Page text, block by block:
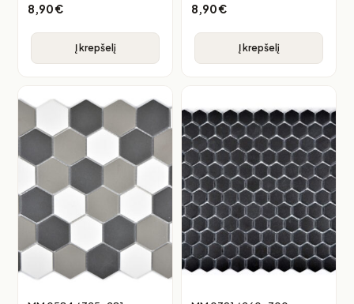
8,90€
Į krepšelį
8,90€
Į krepšelį